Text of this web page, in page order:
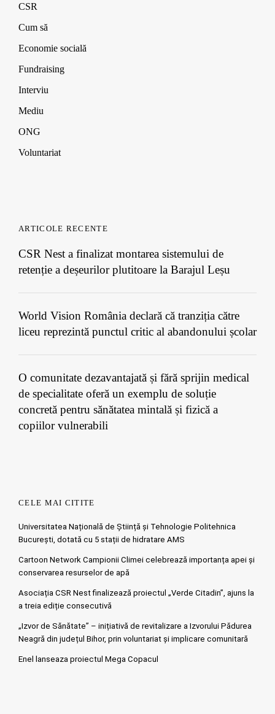
CSR
Cum să
Economie socială
Fundraising
Interviu
Mediu
ONG
Voluntariat
ARTICOLE RECENTE
CSR Nest a finalizat montarea sistemului de
retenție a deșeurilor plutitoare la Barajul Leșu
World Vision România declară că tranziția către
liceu reprezintă punctul critic al abandonului școlar
O comunitate dezavantajată și fără sprijin medical
de specialitate oferă un exemplu de soluție
concretă pentru sănătatea mintală și fizică a
copiilor vulnerabili
CELE MAI CITITE
Universitatea Națională de Știință și Tehnologie Politehnica
București, dotată cu 5 stații de hidratare AMS
Cartoon Network Campionii Climei celebrează importanța apei și
conservarea resurselor de apă
Asociația CSR Nest finalizează proiectul „Verde Citadin”, ajuns la
a treia ediție consecutivă
„Izvor de Sănătate” – inițiativă de revitalizare a Izvorului Pădurea
Neagră din județul Bihor, prin voluntariat și implicare comunitară
Enel lanseaza proiectul Mega Copacul